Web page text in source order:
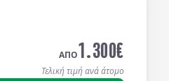
ΑΠΟ1.300€
Τελική τιμή ανά άτομο